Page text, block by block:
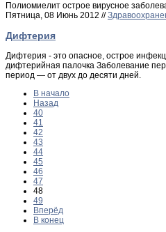
Полиомиелит острое вирусное
Пятница, 08 Июнь 2012 //
Дифтерия
Дифтерия - это опасное, острое
дифтерийная палочка Заболевание
период — от двух до десяти дней.
В начало
Назад
40
41
42
43
44
45
46
47
48
49
Вперёд
В конец